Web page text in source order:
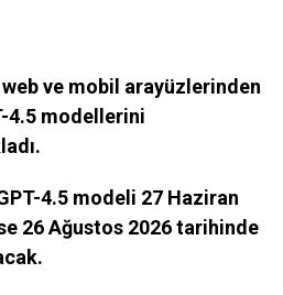
ve mobil arayüzlerinden
4.5 modellerini
4.5 modeli 27 Haziran
26 Ağustos 2026 tarihinde